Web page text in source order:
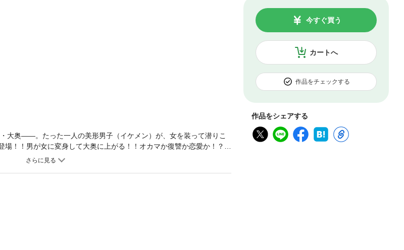
カートへ
今すぐ買う
作品をチェックする
作品をシェアする
大奥――。たった一人の美形男子（イケメン）が、女を装って潜りこ
場！！男が女に変身して大奥に上がる！！オカマか復讐か恋愛か！？